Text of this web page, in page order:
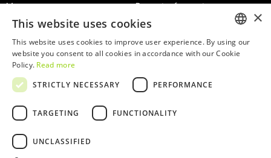
Museus
Agenda
Notícias
Restaurantes
Cartão WOW
Grupos e Eventos
Serviço Educativo
Perguntas frequentes
Termos e Condições
Política de privacidade e cookies
Trabalha connosco
Livro de reclamações
ENGLISH
×
This website uses cookies
This website uses cookies to improve user experience. By using our
website you consent to all cookies in accordance with our Cookie
Policy. Read more
STRICTLY NECESSARY
PERFORMANCE
TARGETING FUNCTIONALITY
UNCLASSIFIED